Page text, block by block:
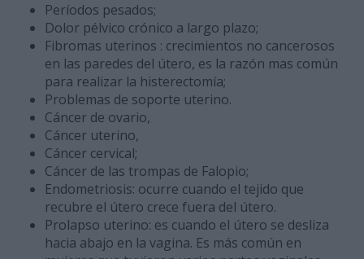
Períodos pesados;
Dolor pélvico crónico a largo plazo;
Fibromas uterinos : crecimientos no cancerosos
en las paredes del útero, es la razón mas común
para realizar la histerectomía;
Problemas de soporte uterino.
Cáncer de ovario,
Cáncer uterino,
Cáncer cervical;
Cáncer de las trompas de Falopio;
Endometriosis: ocurre cuando el tejido que
recubre el útero crece fuera del útero.
Prolapso uterino: es cuando el útero se desliza
hacia abajo en la vagina. Es más común en